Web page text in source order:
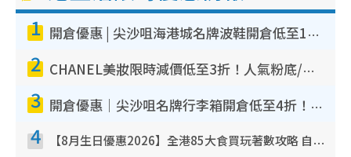
1 開倉優惠 | 尖沙咀海港城名牌波鞋開倉低至1折！On鞋$899起／Joy&Peace鞋履$98起
2 CHANEL美妝限時減價低至3折！人氣粉底/唇膏/精華液低至$275！COCO香水都有平
3 開倉優惠｜尖沙咀名牌行李箱開倉低至4折！一連5日 American Tourister/ace./Hallmark $200起！
4 【8月生日優惠2026】全港85大食買玩著數攻略 自助餐/火鍋放題同行免費＋誠品/DONKI送現金券